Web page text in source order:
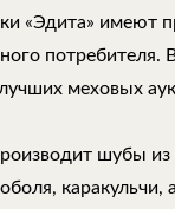
«Эдита» имеют
потребителя.
меховых
шубы
каракульчи,